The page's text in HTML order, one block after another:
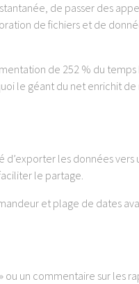
de passer des
de fichiers et de
de 252 % du
le géant du net enrichit
les données vers
le partage.
et plage de dates
ou un commentaire sur les